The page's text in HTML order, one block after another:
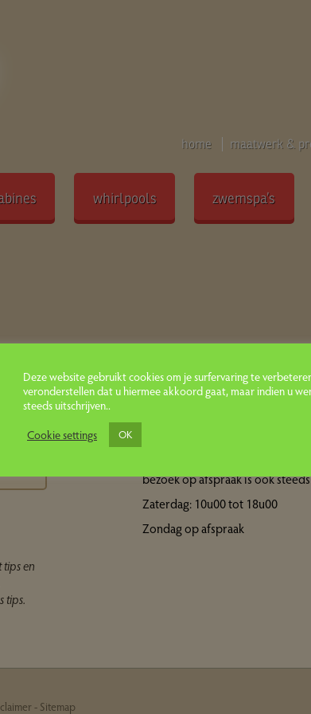
home maatwerk &
whirlpools zwemspa’s
en
tips.
bezoek op afspraak is ook
Zaterdag: 10u00 tot 18u00
Zondag op afspraak
- Sitemap
Deze website gebruikt cookies om je surfervaring te
veronderstellen dat u hiermee akkoord gaat, maar indien u
steeds uitschrijven..
Cookie settings
OK